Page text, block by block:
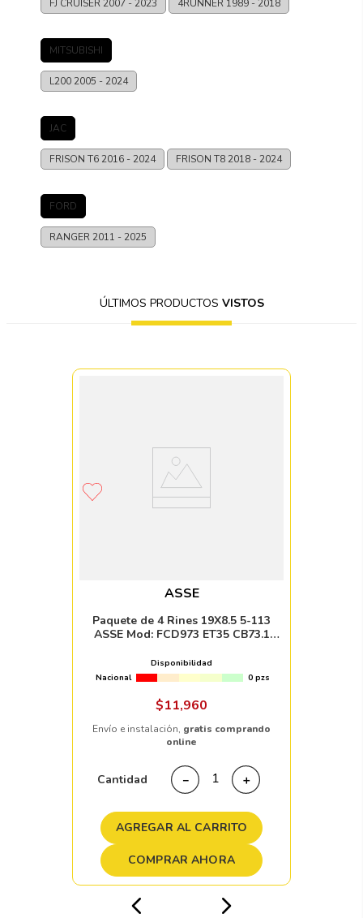
FJ CRUISER 2007 - 2023 4RUNNER 1989 - 2018
MITSUBISHI
L200 2005 - 2024
JAC
FRISON T6 2016 - 2024 FRISON T8 2018 - 2024
FORD
RANGER 2011 - 2025
ÚLTIMOS PRODUCTOS VISTOS
ASSE
Paquete de 4 Rines 19X8.5 5-113
ASSE Mod: FCD973 ET35 CB73.1
Disponibilidad
Nacional
0 pzs
$11,960
Envío e instalación, gratis comprando
online
Cantidad ＋
－
AGREGAR AL CARRITO
COMPRAR AHORA